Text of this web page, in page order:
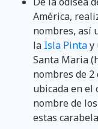
América,
nombres, así
la Isla Pintay
Santa Maria
nombres de
ubicada en el
nombre de
estas